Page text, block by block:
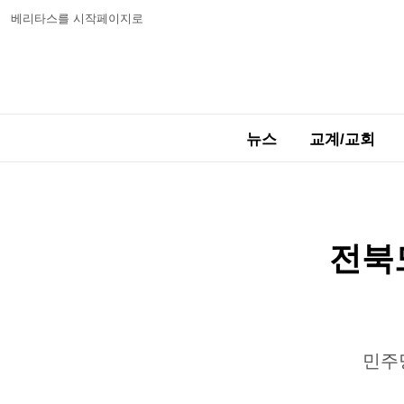
베리타스를 시작페이지로
뉴스 교계/교회
전북
민